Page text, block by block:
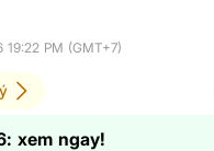
PM (GMT+7)
xem ngay!